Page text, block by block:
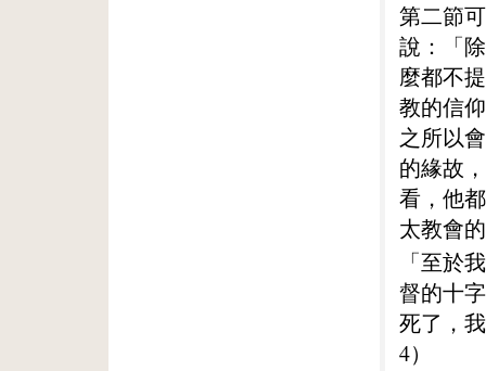
第二節
說：「
麼都不
教的信
之所以
的緣故
看，他
太教會
「至於
督的十
死了，
4）